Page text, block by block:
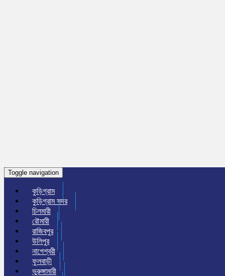
Toggle navigation
কুড়িগ্রাম
কুড়িগ্রাম সদর
চিলমারী
রৌমারী
রাজিবপুর
উলিপুর
নাগেশ্বরী
ফুলবাড়ী
ভুরুঙ্গামারী